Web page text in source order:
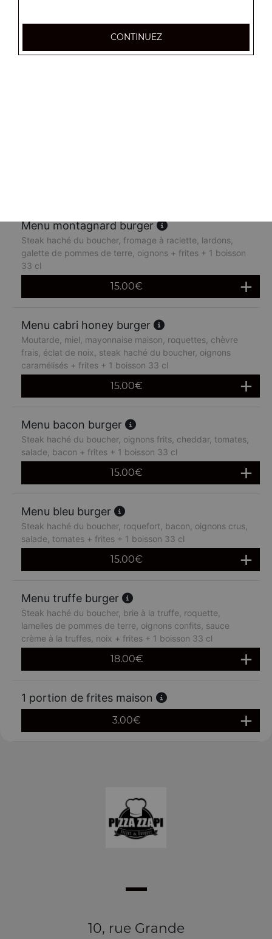
Menu vegan burger
Galette de pommes de terre, tomates, oignons,
Menu montagnard burger
Steak haché du boucher, fromage à raclette, lardons,
galette de pommes de terre, oignons + frites + 1 boisson
33 cl
15.00€
Menu cabri honey burger
Moutarde, miel, mayonnaise maison, roquettes, chèvre
frais, éclat de noix, steak haché du boucher, oignons
caramélisés + frites + 1 boisson 33 cl
15.00€
Menu bacon burger
Steak haché du boucher, oignons frits, cheddar, tomates,
salade, bacon + frites + 1 boisson 33 cl
15.00€
Menu bleu burger
Steak haché du boucher, roquefort, bacon, oignons crus,
salade, tomates + frites + 1 boisson 33 cl
15.00€
Menu truffe burger
Steak haché du boucher, brie à la truffe, roquette,
lamelles de pommes de terre, oignons confits, sauce
crème à la truffes, noix + frites + 1 boisson 33 cl
18.00€
1 portion de frites maison
3.00€
10, rue Grande
CONTINUEZ